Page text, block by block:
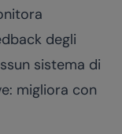
degli
sistema di
migliora con